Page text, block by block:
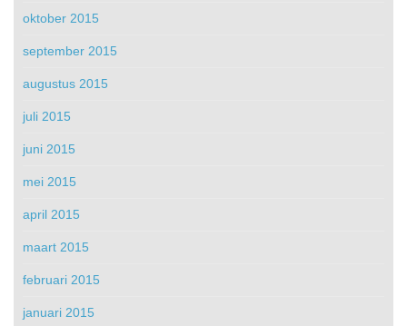
oktober 2015
september 2015
augustus 2015
juli 2015
juni 2015
mei 2015
april 2015
maart 2015
februari 2015
januari 2015